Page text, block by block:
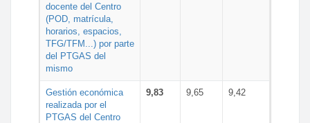
docente del Centro
(POD, matrícula,
horarios, espacios,
TFG/TFM...) por parte
del PTGAS del
mismo
Gestión económica
realizada por el
PTGAS del Centro
9,83 9,65 9,42